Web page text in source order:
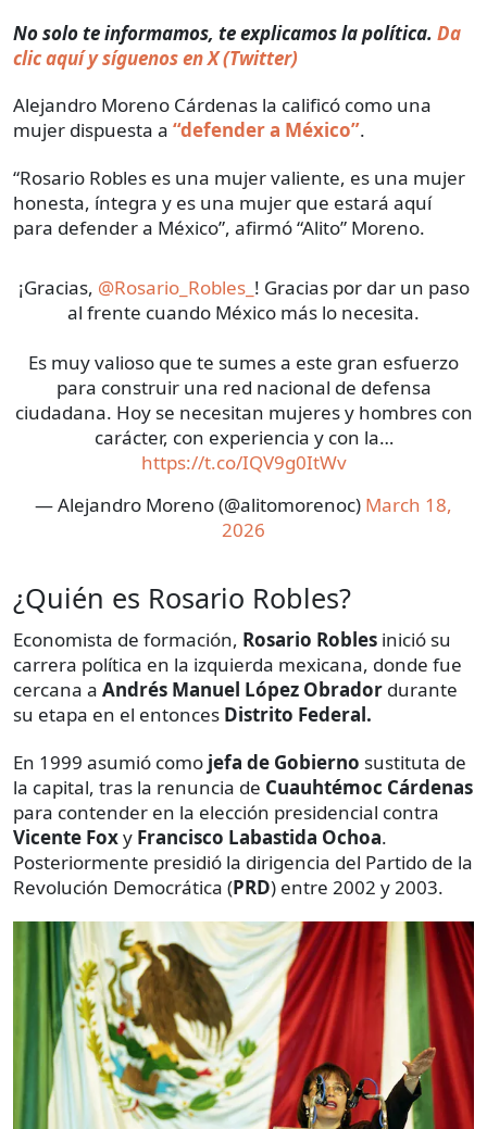
No solo te informamos, te explicamos la política. Da
clic aquí y síguenos en X (Twitter)
Alejandro Moreno Cárdenas la calificó como una
mujer dispuesta a “defender a México”.
“Rosario Robles es una mujer valiente, es una mujer
honesta, íntegra y es una mujer que estará aquí
para defender a México”, afirmó “Alito” Moreno.
¡Gracias, @Rosario_Robles_ ! Gracias por dar un paso
al frente cuando México más lo necesita.
Es muy valioso que te sumes a este gran esfuerzo
para construir una red nacional de defensa
ciudadana. Hoy se necesitan mujeres y hombres con
carácter, con experiencia y con la…
https://t.co/IQV9g0ItWv
— Alejandro Moreno (@alitomorenoc) March 18,
2026
¿Quién es Rosario Robles?
Economista de formación, Rosario Robles inició su
carrera política en la izquierda mexicana, donde fue
cercana a Andrés Manuel López Obrador durante
su etapa en el entonces Distrito Federal.
En 1999 asumió como jefa de Gobierno sustituta de
la capital, tras la renuncia de Cuauhtémoc Cárdenas
para contender en la elección presidencial contra
Vicente Foxy Francisco Labastida Ochoa.
Posteriormente presidió la dirigencia del Partido de la
Revolución Democrática (PRD) entre 2002 y 2003.